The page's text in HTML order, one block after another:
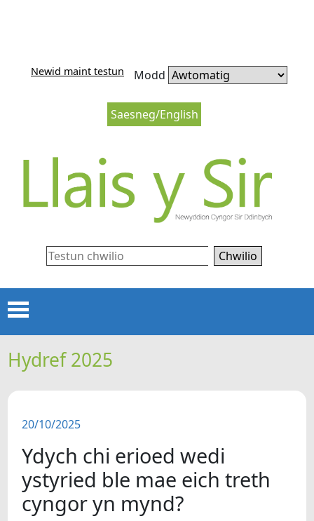
Saesneg/English
Newid maint testun Modd
Chwilio
CARTREF
ERTHYGLAU
CIPOLWG
A WYDDOCH CHI?
Hydref 2025
20/10/2025
Ydych chi erioed wedi
ystyried ble mae eich treth
cyngor yn mynd?